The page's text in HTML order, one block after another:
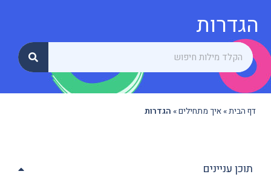
הגדרות
דף הבית»איך מתחילים» הגדרות
תוכן עניינים